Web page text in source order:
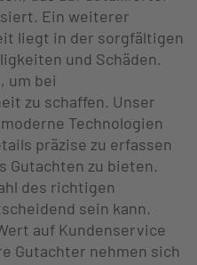
Ein weiterer
liegt in der sorgfältigen
und Schäden.
um bei
zu schaffen. Unser
Technologien
präzise zu erfassen
Gutachten zu bieten.
des richtigen
sein kann.
auf Kundenservice
Gutachter nehmen sich